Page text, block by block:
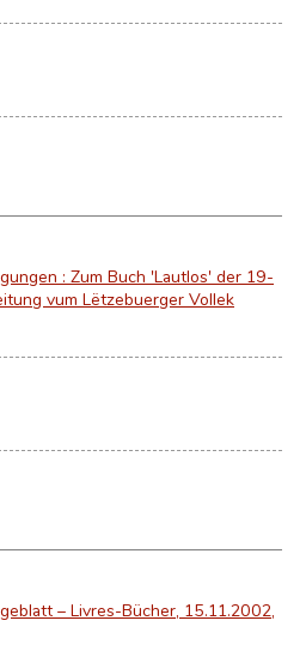
: Zum Buch 'Lautlos' der 19-
vum Lëtzebuerger Vollek
– Livres-Bücher, 15.11.2002,